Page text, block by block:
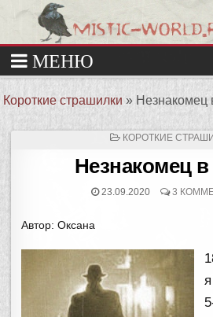
Короткие страшилки » Незнакомец
ОПУБЛИКОВАНО
КОРОТКИЕ
Незнакомец
23.09.2020 3
Автор: Оксана